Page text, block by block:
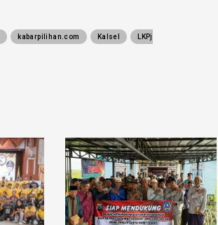
kabarpilihan.com Kalsel LKPj